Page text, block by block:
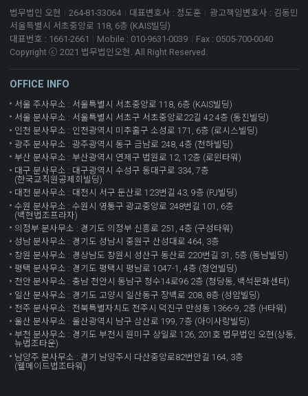
법무법인 오현 264-81-33064 대표변호사 : 정도훈
광고책임변호사 : 김동민
서울특별시 서초중앙로 118, 6층 (KAIS빌딩)
대표번호 : 1661-2661
Mobile : 010-9631-0039
Fax : 0505-700-0040
Copyright ⓒ 2021 법무법인오현. All Right Reserved.
OFFICE INFO
서울 주사무소 : 서울특별시 서초중앙로 118, 6층 (KAIS빌딩)
서울 분사무소 : 서울특별시 서초구 서초중앙로22길 42 4층 (동진빌딩)
인천 분사무소 : 인천광역시 미추홀구 소성로 171, 6층 (로시스빌딩)
광주 분사무소 : 광주광역시 동구 금남로 248, 4층 (천하빌딩)
부산 분사무소 : 부산광역시 연제구 법원로 12, 12층 (로윈타워)
대구 분사무소 : 대구광역시 수성구 동대구로 334, 7층
(한국교직원공제회빌딩)
대전 분사무소 : 대전시 서구 둔산로 123번길 43, 9층 (PJ빌딩)
수원 분사무소 : 수원시 영통구 광교중앙로 248번길 101, 6층
(백현법조프라자)
의정부 분사무소 : 경기도 의정부 신흥로 251, 4층 (구성타워)
성남 분사무소 : 경기도 성남시 중원구 산성대로 464, 3층
창원 분사무소 : 경상남도 창원시 성산구 동산로 220번길 31, 5층 (동남빌딩)
평택 분사무소 : 경기도 평택시 평남로 1047-1, 4층 (청언빌딩)
천안 분사무소 : 충남 천안시 동남구 청수14로96 2층 (청당동, 백석문화센터)
일산 분사무소 : 경기도 고양시 일산동구 장백로 208, 8층 (성암빌딩)
전주 분사무소 : 전북특별자치도 전주시 덕진구 만성동 1366-9, 2층 (H타워)
울산 분사무소 : 울산광역시 남구 삼산로 199, 7층 (아이사랑빌딩)
부천 분사무소 : 경기도 부천시 원미구 상일로 126, 201호 법무법인 오현(상동,
뉴법조타운)
남양주 분사무소 : 경기 남양주시 다산중앙로82번안길 164, 3층
(웰메이드법조타워)